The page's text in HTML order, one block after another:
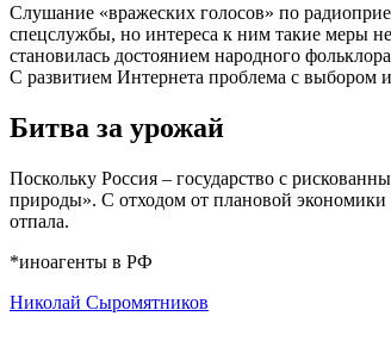
Слушание «вражеских голосов» по
спецслужбы, но интереса к ним такие меры
становилась достоянием народного
С развитием Интернета проблема с выбором
Битва за урожай
Поскольку Россия – государство с
природы». С отходом от плановой экономики
отпала.
*иноагенты в РФ
Николай Сыромятников